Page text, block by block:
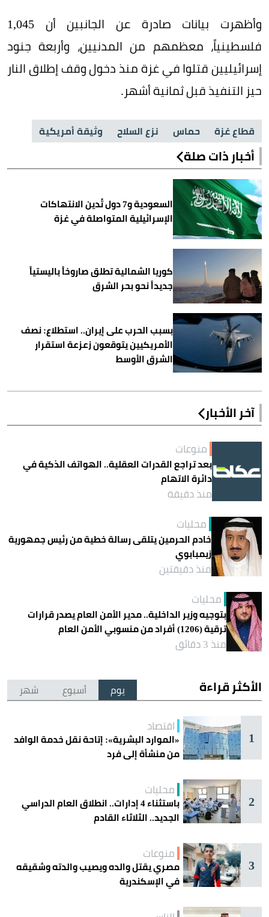
وأظهرت بيانات صادرة عن الجانبين أن 1,045
فلسطينياً، معظمهم من المدنيين، وأربعة جنود
إسرائيليين قتلوا في غزة منذ دخول وقف إطلاق النار
حيز التنفيذ قبل ثمانية أشهر.
قطاع غزة حماس نزع السلاح وثيقة أمريكية
أخبار ذات صلة
السعودية و7 دول تُدين الانتهاكات
الإسرائيلية المتواصلة في غزة
كوريا الشمالية تطلق صاروخاً باليستياً
جديداً نحو بحر الشرق
بسبب الحرب على إيران.. استطلاع: نصف
الأمريكيين يتوقعون زعزعة استقرار
الشرق الأوسط
آخر الأخبار
منوعات
بعد تراجع القدرات العقلية.. الهواتف الذكية في
دائرة الاتهام
منذ دقيقة
محليات
خادم الحرمين يتلقى رسالة خطية من رئيس جمهورية
زيمبابوي
منذ دقيقتين
محليات
بتوجيه وزير الداخلية.. مدير الأمن العام يصدر قرارات
ترقية (1206) أفراد من منسوبي الأمن العام
منذ 3 دقائق
الأكثر قراءة يوم أسبوع شهر
1
اقتصاد
«الموارد البشرية»: إتاحة نقل خدمة الوافد
من منشأة إلى فرد
2
محليات
باستثناء 4 إدارات.. انطلاق العام الدراسي
الجديد.. الثلاثاء القادم
3
منوعات
مصري يقتل والده ويصيب والدته وشقيقه
في الإسكندرية